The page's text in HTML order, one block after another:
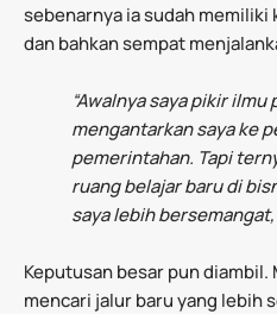
sebenarnya ia sudah
dan bahkan sempat
“Awalnya saya pikir
mengantarkan saya ke
pemerintahan. Tapi
ruang belajar baru di
saya lebih
Keputusan besar pun
mencari jalur baru yang lebih